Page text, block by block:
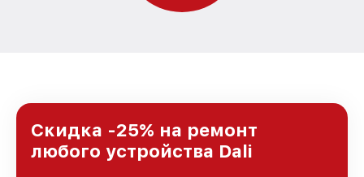
Скидка -25% на ремонт
любого устройства Dali